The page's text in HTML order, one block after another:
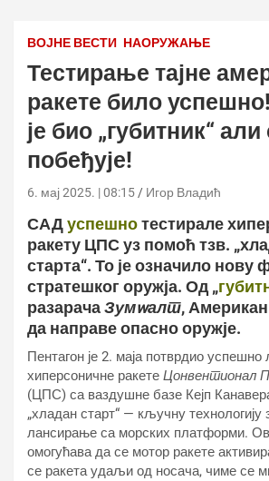
ВОЈНЕ ВЕСТИ НАОРУЖАЊЕ
Тестирање тајне
ракете било
је био „губитник“
побеђује!
6. мај 2025. | 08:15 Игор Владић
САДуспешнотестирале
ракету ЦПС уз помоћ тзв.
старта“. То је означило нову
стратешког оружја. Од „
разарачаЗумwалт,
да направе опасно оружје.
Пентагон је 2. маја потврдио
хиперсоничне ракете Цонвентионал
(ЦПС) са ваздушне базе Кејп
„хладан старт“ — кључну технологију
лансирање са морских платформи.
омогућава да се мотор ракете
се ракета удаљи од носача, чиме се